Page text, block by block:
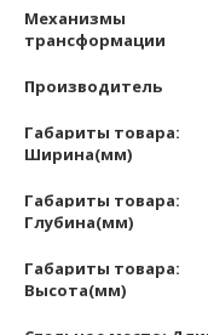
Механизмы
трансформации
Производитель
Габариты товара:
Ширина(мм)
Габариты товара:
Глубина(мм)
Габариты товара:
Высота(мм)